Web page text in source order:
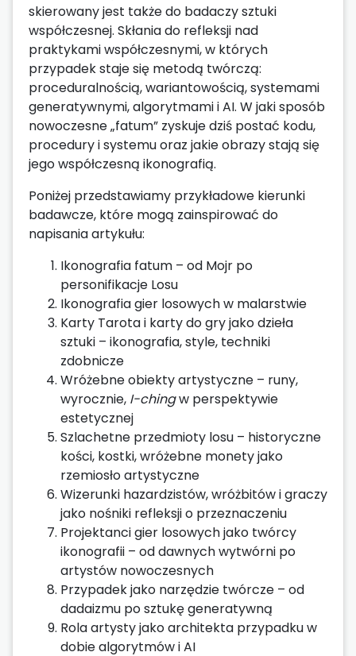
skierowany jest także do badaczy sztuki
współczesnej. Skłania do refleksji nad
praktykami współczesnymi, w których
przypadek staje się metodą twórczą:
proceduralnością, wariantowością, systemami
generatywnymi, algorytmami i AI. W jaki sposób
nowoczesne „fatum” zyskuje dziś postać kodu,
procedury i systemu oraz jakie obrazy stają się
jego współczesną ikonografią.
Poniżej przedstawiamy przykładowe kierunki
badawcze, które mogą zainspirować do
napisania artykułu:
Ikonografia fatum – od Mojr po
personifikacje Losu
Ikonografia gier losowych w malarstwie
Karty Tarota i karty do gry jako dzieła
sztuki – ikonografia, style, techniki
zdobnicze
Wróżebne obiekty artystyczne – runy,
wyrocznie, I-chingw perspektywie
estetycznej
Szlachetne przedmioty losu – historyczne
kości, kostki, wróżebne monety jako
rzemiosło artystyczne
Wizerunki hazardzistów, wróżbitów i graczy
jako nośniki refleksji o przeznaczeniu
Projektanci gier losowych jako twórcy
ikonografii – od dawnych wytwórni po
artystów nowoczesnych
Przypadek jako narzędzie twórcze – od
dadaizmu po sztukę generatywną
Rola artysty jako architekta przypadku w
dobie algorytmów i AI